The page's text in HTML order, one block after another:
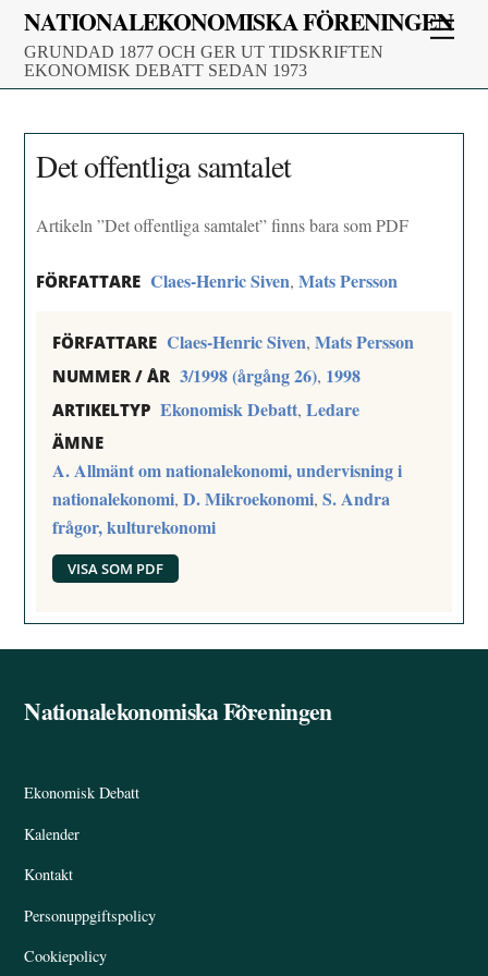
Skip
content
NATIONALEKONOMISKA FÖRENINGEN
GRUNDAD 1877 OCH GER UT TIDSKRIFTEN
EKONOMISK DEBATT SEDAN 1973
Det offentliga samtalet
Artikeln ”Det offentliga samtalet” finns bara som PDF
FÖRFATTARE Claes-Henric Siven,Mats Persson
FÖRFATTARE Claes-Henric Siven,Mats Persson
NUMMER / ÅR 3/1998 (årgång 26), 1998
ARTIKELTYP Ekonomisk Debatt,Ledare
ÄMNE
A. Allmänt om nationalekonomi, undervisning i
nationalekonomi,D. Mikroekonomi,S. Andra
frågor, kulturekonomi
VISA SOM PDF
Back
Nationalekonomiska Föreningen
Ekonomisk Debatt
Kalender
Kontakt
Personuppgiftspolicy
Cookiepolicy